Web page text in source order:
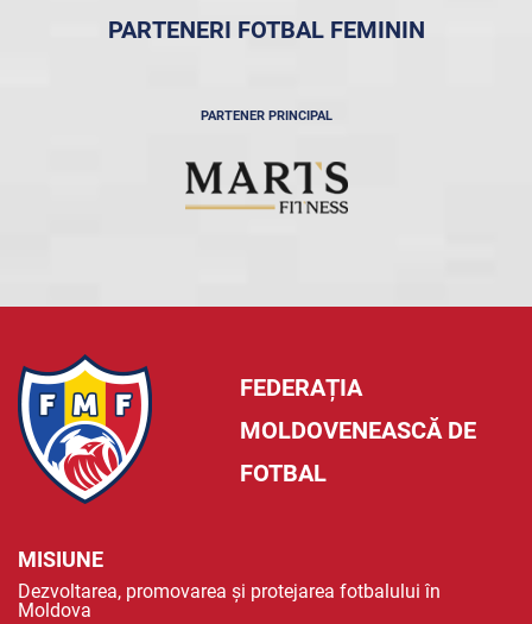
PARTENERI FOTBAL FEMININ
PARTENER PRINCIPAL
FEDERAȚIA
MOLDOVENEASCĂ DE
FOTBAL
MISIUNE
Dezvoltarea, promovarea și protejarea fotbalului în
Moldova